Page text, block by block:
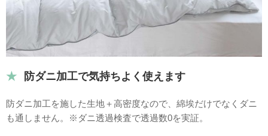
防ダニ加工で気持ちよく使えます
防ダニ加工を施した生地＋高密度なので、綿埃だけでなくダニ
も通しません。※ダニ透過検査で透過数0を実証。